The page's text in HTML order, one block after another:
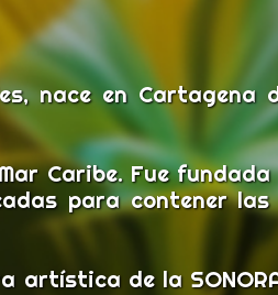
nace en Cartagena
Caribe. Fue fundada
para contener las
de la